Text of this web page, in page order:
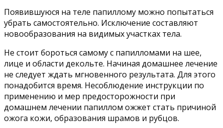
Появившуюся на теле папиллому можно попытаться
убрать самостоятельно. Исключение составляют
новообразования на видимых участках тела.
Не стоит бороться самому с папилломами на шее,
лице и области декольте. Начиная домашнее лечение
не следует ждать мгновенного результата. Для этого
понадобится время. Несоблюдение инструкции по
применению и мер предосторожности при
домашнем лечении папиллом ожжет стать причиной
ожога кожи, образования шрамов и рубцов.